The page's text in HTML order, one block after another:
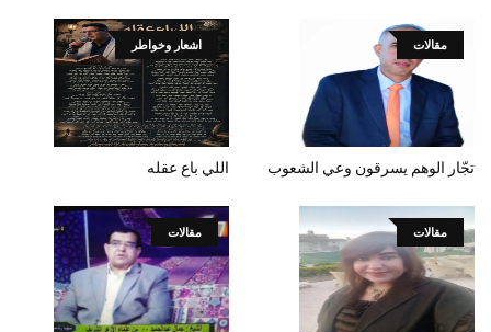
مقالات
تجّار الوهم يسرقون وعي الشعوب
اشعار وخواطر
اللي باع عقله
مقالات مقالات